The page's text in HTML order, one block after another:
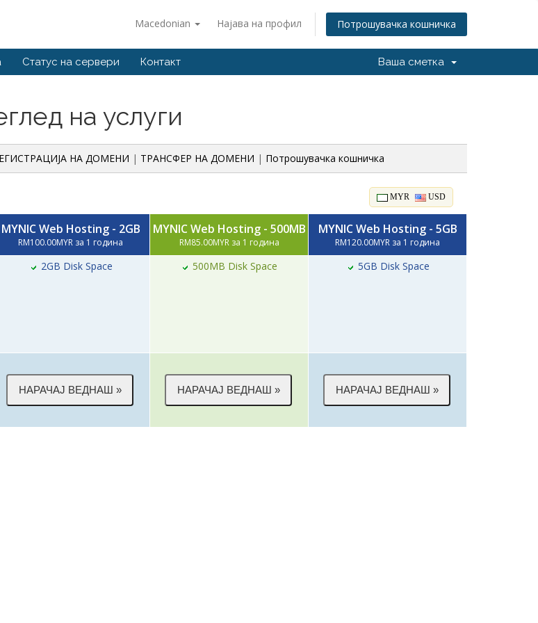
Macedonian Најава на профил Потрошувачка кошничка
Статус на сервери Контакт Ваша сметка
на услуги
НА ДОМЕНИ | ТРАНСФЕР НА ДОМЕНИ | Потрошувачка кошничка
MYR USD
MYNIC Web Hosting - 2GB
RM100.00MYR за 1 година
2GB Disk Space
MYNIC Web Hosting - 500MB
RM85.00MYR за 1 година
500MB Disk Space
MYNIC Web Hosting - 5GB
RM120.00MYR за 1 година
5GB Disk Space